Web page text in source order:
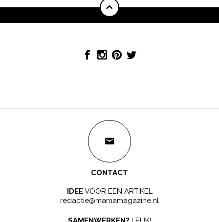
CONTACT
IDEEVOOR EEN ARTIKEL
redactie@mamamagazine.nl